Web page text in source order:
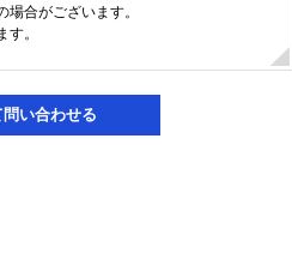
合がございます。
。